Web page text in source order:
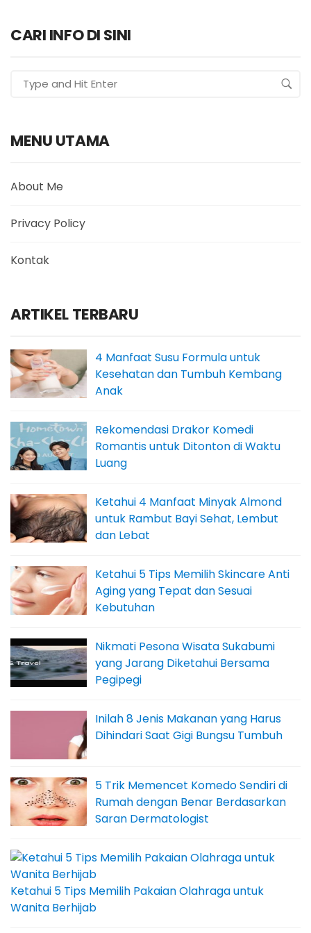
CARI INFO DI SINI
MENU UTAMA
About Me
Privacy Policy
Kontak
ARTIKEL TERBARU
4 Manfaat Susu Formula untuk
Kesehatan dan Tumbuh Kembang
Anak
Rekomendasi Drakor Komedi
Romantis untuk Ditonton di Waktu
Luang
Ketahui 4 Manfaat Minyak Almond
untuk Rambut Bayi Sehat, Lembut
dan Lebat
Ketahui 5 Tips Memilih Skincare Anti
Aging yang Tepat dan Sesuai
Kebutuhan
Nikmati Pesona Wisata Sukabumi
yang Jarang Diketahui Bersama
Pegipegi
Inilah 8 Jenis Makanan yang Harus
Dihindari Saat Gigi Bungsu Tumbuh
5 Trik Memencet Komedo Sendiri di
Rumah dengan Benar Berdasarkan
Saran Dermatologist
Ketahui 5 Tips Memilih Pakaian Olahraga untuk
Wanita Berhijab